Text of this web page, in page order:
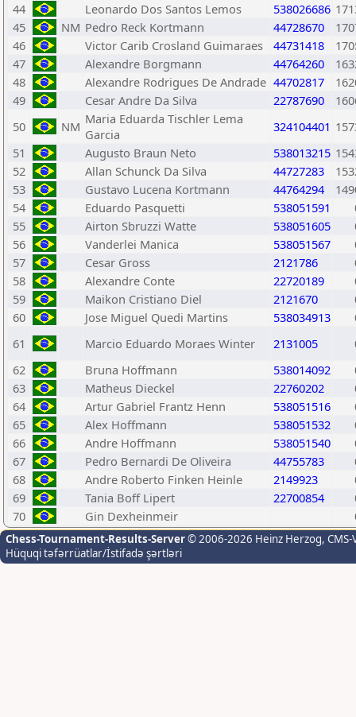
44
Leonardo Dos Santos Lemos 538026686
45
NM Pedro Reck Kortmann 44728670
46
Victor Carib Crosland Guimaraes 44731418
47
Alexandre Borgmann 44764260
48
Alexandre Rodrigues De Andrade 44702817
49
Cesar Andre Da Silva 22787690
50
NM Maria Eduarda Tischler Lema
Garcia
324104401
51
Augusto Braun Neto 538013215
52
Allan Schunck Da Silva 44727283
53
Gustavo Lucena Kortmann 44764294
54
Eduardo Pasquetti 538051591
55
Airton Sbruzzi Watte 538051605
56
Vanderlei Manica 538051567
57
Cesar Gross 2121786
58
Alexandre Conte 22720189
59
Maikon Cristiano Diel 2121670
60
Jose Miguel Quedi Martins 538034913
61
Marcio Eduardo Moraes Winter 2131005
62
Bruna Hoffmann 538014092
63
Matheus Dieckel 22760202
64
Artur Gabriel Frantz Henn 538051516
65
Alex Hoffmann 538051532
66
Andre Hoffmann 538051540
67
Pedro Bernardi De Oliveira 44755783
68
Andre Roberto Finken Heinle 2149923
69
Tania Boff Lipert 22700854
70
Gin Dexheinmeir
Chess-Tournament-Results-Server© 2006-2026 Heinz Herzog,
Hüquqi təfərrüatlar/İstifadə şərtləri